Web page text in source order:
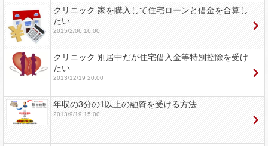
クリニック 家を購入して住宅ローンと借金を合算し
たい
2015/2/06 16:00
クリニック 別居中だが住宅借入金等特別控除を受け
たい
2013/12/19 20:00
年収の3分の1以上の融資を受ける方法
2013/9/19 15:00